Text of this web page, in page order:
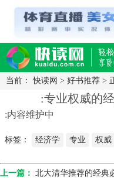
读网-轻松阅读,快乐生活移动版
当前：快读网 > 好书推荐 >
:专业权威的
:内容维护中
标签： 经济学 专业 权威
上一篇： 北大清华推荐的经典